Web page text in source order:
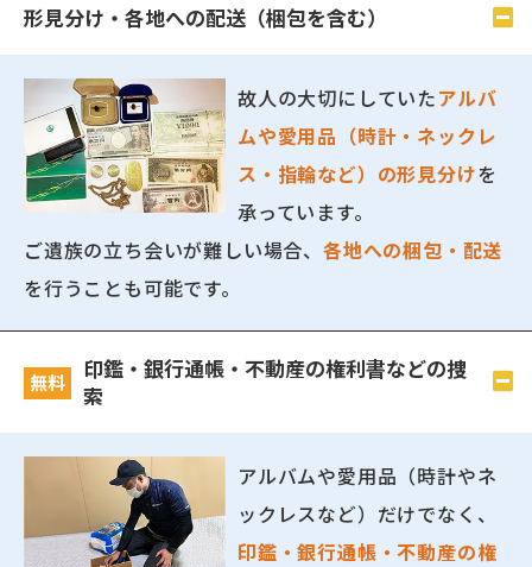
形見分け・各地への配送（梱包を含む）
故人の大切にしていたアルバ
ムや愛用品（時計・ネックレ
ス・指輪など）の形見分けを
承っています。
ご遺族の立ち会いが難しい場合、各地への梱包・配送
を行うことも可能です。
無料
印鑑・銀行通帳・不動産の権利書などの捜
索
アルバムや愛用品（時計やネ
ックレスなど）だけでなく、
印鑑・銀行通帳・不動産の権